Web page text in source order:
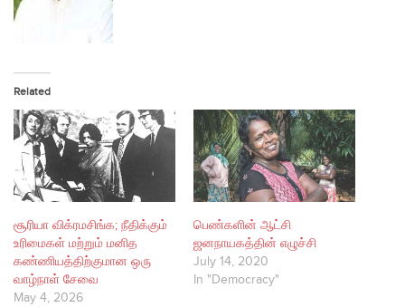
Related
சூரியா விக்ரமசிங்க; நீதிக்கும்
உரிமைகள் மற்றும் மனித
கண்ணியத்திற்குமான ஒரு
வாழ்நாள் சேவை
May 4, 2026
பெண்களின் ஆட்சி
ஜனநாயகத்தின் எழுச்சி
July 14, 2020
In "Democracy"